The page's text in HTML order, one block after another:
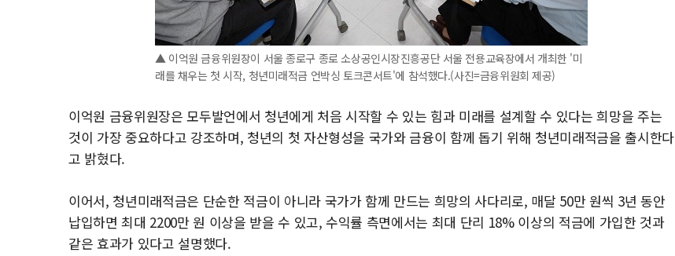
▲ 이억원 금융위원장이 서울 종로구 종로 소상공인시장진흥공단 서울 전용교육장에서 개최한 '미
래를 채우는 첫 시작, 청년미래적금 언박싱 토크콘서트'에 참석했다.(사진=금융위원회 제공)
이억원 금융위원장은 모두발언에서 청년에게 처음 시작할 수 있는 힘과 미래를 설계할 수 있다는 희망을 주는
것이 가장 중요하다고 강조하며, 청년의 첫 자산형성을 국가와 금융이 함께 돕기 위해 청년미래적금을 출시한다
고 밝혔다.
이어서, 청년미래적금은 단순한 적금이 아니라 국가가 함께 만드는 희망의 사다리로, 매달 50만 원씩 3년 동안
납입하면 최대 2200만 원 이상을 받을 수 있고, 수익률 측면에서는 최대 단리 18% 이상의 적금에 가입한 것과
같은 효과가 있다고 설명했다.